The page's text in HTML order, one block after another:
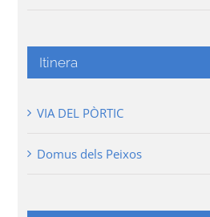
Itinera
VIA DEL PÒRTIC
Domus dels Peixos